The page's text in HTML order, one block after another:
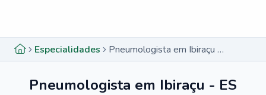
Especialidades Pneumologista em Ibiraçu - ES
Pneumologista em Ibiraçu - ES